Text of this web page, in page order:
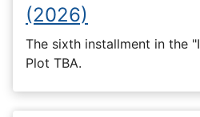
(2026)
The sixth installment in the
Plot TBA.